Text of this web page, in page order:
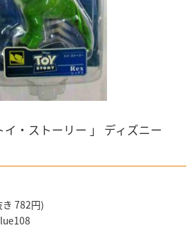
「ディズニー」全て
マジカルコレクション
ボックス入り
バス
「バス」全て
トミカ
アドウィング製
トミーテック製
その他国産品
輸入品
トラック
「トラック」全て
トミーテック製
電車
1/64スケール
「1/64スケール」全て
「1/43スケール」全て
トミーテック
キン肉マン
ウルトラマン系
その他
・ストーリー 」 ディズニー
き 782円)